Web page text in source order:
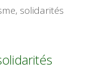
, solidarités